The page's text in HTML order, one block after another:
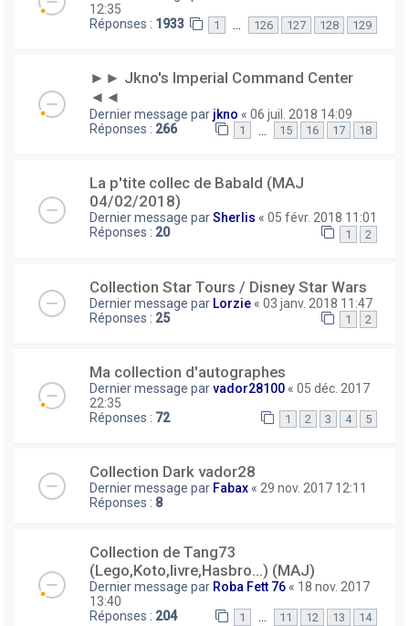
12:35
Réponses : 1933 1 … 126 127 128 129
►► Jkno's Imperial Command Center
◄◄
Dernier message par jkno « 06 juil. 2018 14:09
Réponses : 266 1 15 16 17 18
La p'tite collec de Babald (MAJ
04/02/2018)
Dernier message parSherlis « 05 févr. 2018 11:01
Réponses : 20 1 2
Collection Star Tours / Disney Star Wars
Dernier message par Lorzie « 03 janv. 2018 11:47
Réponses : 25 1 2
Ma collection d'autographes
Dernier message parvador28100 « 05 déc. 2017
22:35
Réponses : 72 1 2 3 4 5
Collection Dark vador28
Dernier message par Fabax « 29 nov. 2017 12:11
Réponses : 8
Collection de Tang73
(Lego,Koto,livre,Hasbro...) (MAJ)
Dernier message par Roba Fett 76 « 18 nov. 2017
13:40
Réponses : 204 1 … 11 12 13 14